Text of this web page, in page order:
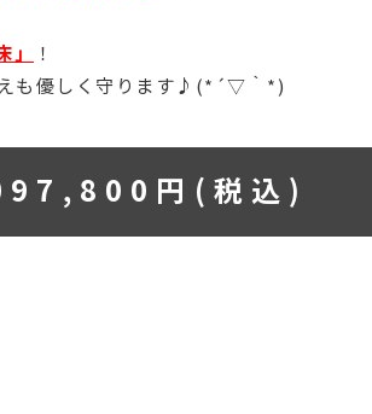
」
！
えも優しく守ります♪(*´▽｀*)
円(税込)